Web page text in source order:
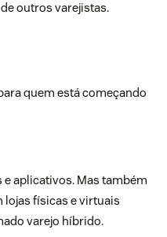
outros varejistas.
quem está começando
e aplicativos. Mas também
lojas físicas e virtuais
varejo híbrido.